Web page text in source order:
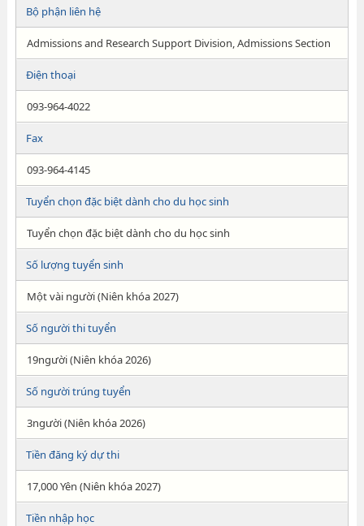
Bộ phận liên hệ
Admissions and Research Support Division, Admissions Section
Điện thoại
093-964-4022
Fax
093-964-4145
Tuyển chọn đặc biệt dành cho du học sinh
Tuyển chọn đặc biệt dành cho du học sinh
Số lượng tuyển sinh
Một vài người (Niên khóa 2027)
Số người thi tuyển
19người (Niên khóa 2026)
Số người trúng tuyển
3người (Niên khóa 2026)
Tiền đăng ký dự thi
17,000 Yên (Niên khóa 2027)
Tiền nhập học